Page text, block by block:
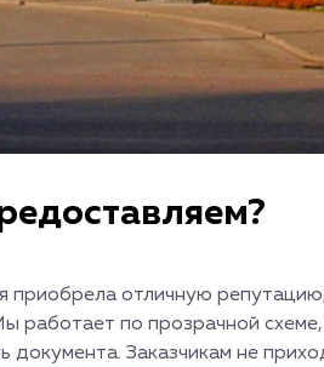
приобрела отличную
по прозрачной схеме,
документа. Заказчикам не